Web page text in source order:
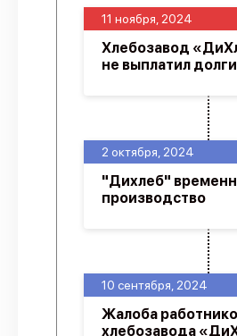
10 сентября, 2024
Жалоба
хлебозавода
2 октября, 2024
"Дихлеб"
производство
11 ноября, 2024
Хлебозавод
не выплатил долги